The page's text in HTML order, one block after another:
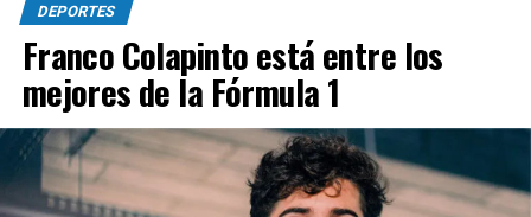
DEPORTES
Franco Colapinto está entre los
mejores de la Fórmula 1